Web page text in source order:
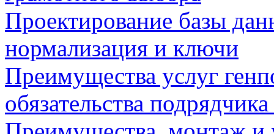
Проектирование базы
нормализация и ключи
Преимущества услуг
обязательства